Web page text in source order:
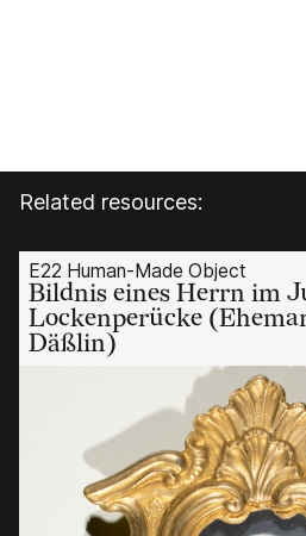
Related resources:
E22 Human-Made Object
Bildnis eines Herrn im
Lockenperücke
Däßlin)